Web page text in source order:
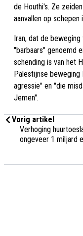
de Houthi's. Ze
aanvallen op
Iran, dat de
"barbaars" genoemd
schending is van het
Palestijnse beweging
agressie" en "die
Jemen".
Vorig artikel
Verhoging
ongeveer 1 miljard